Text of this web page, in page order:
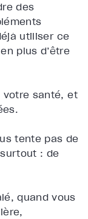
des
utiliser ce
plus d’être
votre santé, et
tente pas de
: de
quand vous